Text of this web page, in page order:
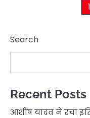
1
Search
Recent Posts
आशीष यादव ने रचा